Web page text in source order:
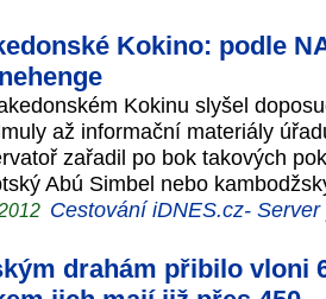
Kokino: podle
Kokinu slyšel
až informační materiály
zařadil po bok takových
Abú Simbel nebo
Cestování iDNES.cz-
drahám přibilo vloni